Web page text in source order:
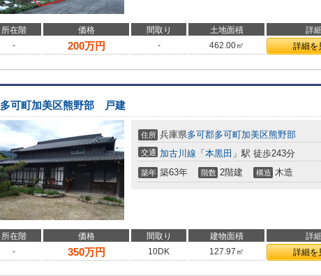
所在階 価格 間取り 土地面積 詳細
-
200万円 - 462.00㎡ 詳細を
多可町加美区熊野部 戸建
住所 兵庫県多可郡多可町加美区熊野部
交通 加古川線 「 本黒田 」駅 徒歩243分
築年 築63年 階数 2階建 構造 木造
所在階 価格 間取り 建物面積 詳細
-
350万円 10DK 127.97㎡ 詳細を